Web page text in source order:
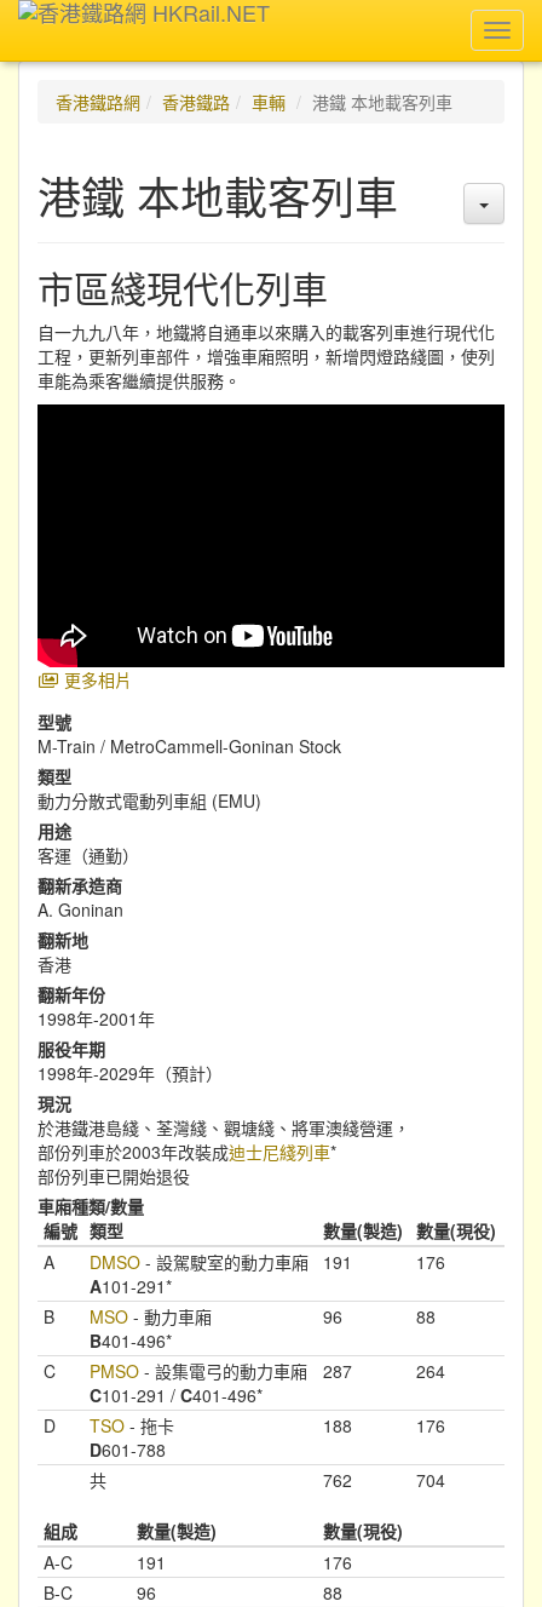
香港鐵路網
香港鐵路 車輛 港鐵 本地載客列車
港鐵 本地載客列車
市區綫現代化列車
自一九九八年，地鐵將自通車以來購入的載客列車進行現代化
工程，更新列車部件，增強車廂照明，新增閃燈路綫圖，使列
車能為乘客繼續提供服務。
更多相片
型號
M-Train / MetroCammell-Goninan Stock
類型
動力分散式電動列車組 (EMU)
用途
客運（通勤）
翻新承造商
A. Goninan
翻新地
香港
翻新年份
1998年-2001年
服役年期
1998年-2029年（預計）
現況
於港鐵港島綫、荃灣綫、觀塘綫、將軍澳綫營運，
部份列車於2003年改裝成迪士尼綫列車*
部份列車已開始退役
車廂種類/數量
編號 類型 數量(製造) 數量(現役)
A
DMSO - 設駕駛室的動力車廂
A101-291*
191 176
B MSO - 動力車廂
B401-496*
96 88
C PMSO - 設集電弓的動力車廂
C101-291 / C401-496*
287 264
D TSO - 拖卡
D601-788
188 176
共 762 704
組成 數量(製造)
數量(現役)
A-C
191
176
B-C
96
88